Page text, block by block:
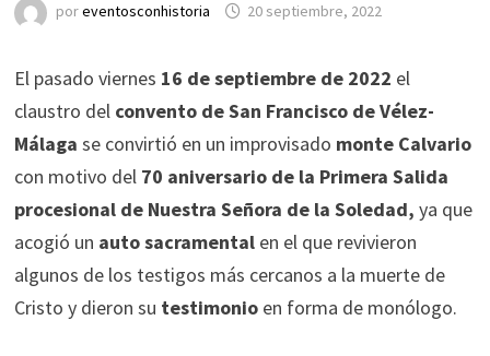
poreventosconhistoria 20 septiembre, 2022
El pasado viernes 16 de septiembre de 2022 el
claustro del convento de San Francisco de Vélez-
Málaga se convirtió en un improvisado monte Calvario
con motivo del 70 aniversario de la Primera Salida
procesional de Nuestra Señora de la Soledad, ya que
acogió un auto sacramentalen el que revivieron
algunos de los testigos más cercanos a la muerte de
Cristo y dieron su testimonioen forma de monólogo.